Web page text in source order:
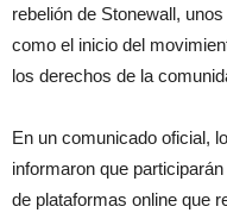
rebelión de Stonewall,
como el inicio del
los derechos de la
En un comunicado oficial,
informaron que
de plataformas online que